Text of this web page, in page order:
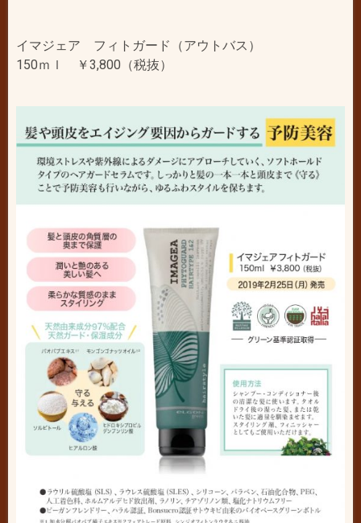
イマジェア フィトガード（アウトバス）
150ｍｌ ￥3,800（税抜）